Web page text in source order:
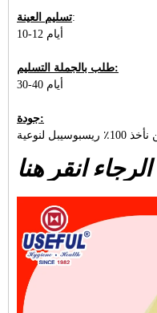
تسليم العينة:
10-12 أيام
طلب بالجملة التسليم:
30-40 أيام
جودة:
لنوعية
انقر هنا